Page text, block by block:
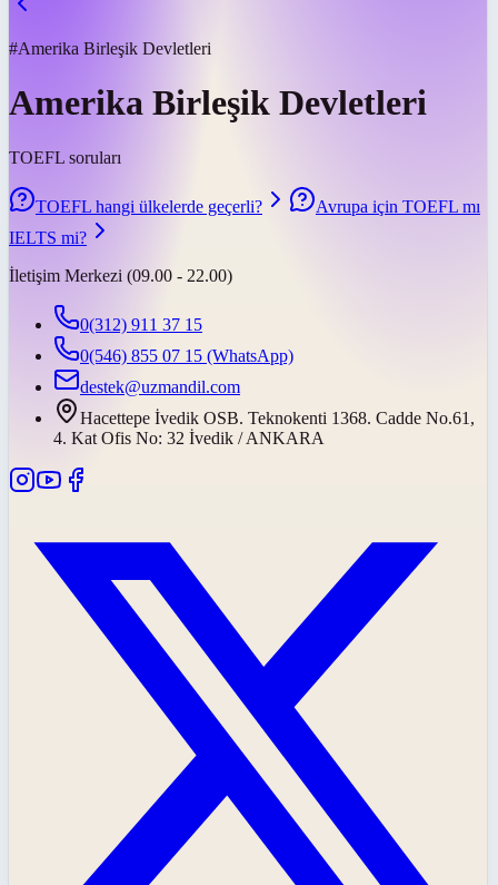
#Amerika Birleşik Devletleri
Amerika Birleşik Devletleri
TOEFL soruları
TOEFL hangi ülkelerde geçerli?
Avrupa için TOEFL mı
IELTS mi?
İletişim Merkezi (09.00 - 22.00)
0(312) 911 37 15
0(546) 855 07 15 (WhatsApp)
destek@uzmandil.com
Hacettepe İvedik OSB. Teknokenti 1368. Cadde No.61,
4. Kat Ofis No: 32 İvedik / ANKARA